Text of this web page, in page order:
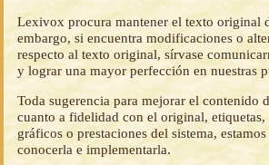
Lexivox procura mantener el texto original
embargo, si encuentra modificaciones o
respecto al texto original, sírvase
y lograr una mayor perfección en nuestras
Toda sugerencia para mejorar el contenido
cuanto a fidelidad con el original,
gráficos o prestaciones del sistema,
conocerla e implementarla.